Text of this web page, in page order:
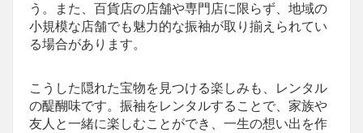
う。また、百貨店の店舗や専門店に限らず、地域の
小規模な店舗でも魅力的な振袖が取り揃えられてい
る場合があります。
こうした隠れた宝物を見つける楽しみも、レンタル
の醍醐味です。振袖をレンタルすることで、家族や
友人と一緒に楽しむことができ、一生の想い出を作